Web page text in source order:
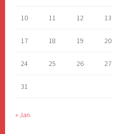
10 11 12 13
17 18 19 20
24 25 26 27
31
« Jan.